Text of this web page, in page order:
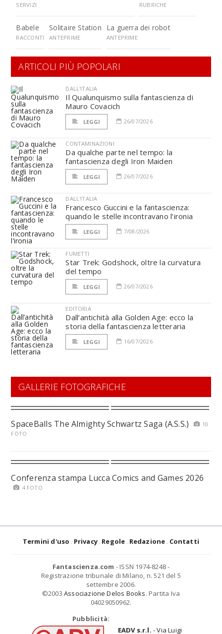
SERVIZI RUBRICHE
Babele
RACCONTI
Solitaire Station
ANTEPRIME
La guerra dei robot
ANTEPRIME
ARTICOLI PIÙ POPOLARI
DALL'ITALIA
Il Qualunquismo sulla fantascienza di
Mauro Covacich
LEGGI 26/07/2026
CONTAMINAZIONI
Da qualche parte nel tempo: la
fantascienza degli Iron Maiden
LEGGI 26/07/2026
DALL'ITALIA
Francesco Guccini e la fantascienza:
quando le stelle incontravano l’ironia
LEGGI 7/08/2026
FUMETTI
Star Trek: Godshock, oltre la curvatura
del tempo
LEGGI 26/07/2026
EDITORIA
Dall’antichità alla Golden Age: ecco la
storia della fantascienza letteraria
LEGGI 16/07/2026
GALLERIE FOTOGRAFICHE
SpaceBalls The Almighty Schwartz Saga (A.S.S.)
10
FOTO
Conferenza stampa Lucca Comics and Games 2026
4 FOTO
Termini d'uso Privacy Regole Redazione Contatti
Fantascienza.com - ISSN 1974-8248 -
Registrazione tribunale di Milano, n. 521 del 5
settembre 2006.
©2003 Associazione Delos Books. Partita Iva
04029050962.
Pubblicità:
EADV s.r.l. - Via Luigi